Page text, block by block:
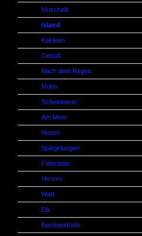
Muscheln
Island
Kakteen
Genuß
Nach dem Regen
Mohn
Schweinerei
Am Meer
Rosen
Spiegelungen
Fahrräder
Herzen
Watt
Eis
Basisportraits